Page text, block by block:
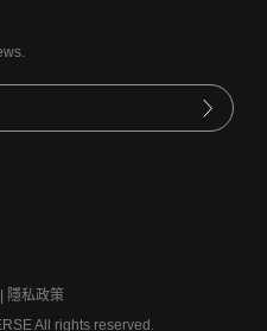
隱私政策
All rights reserved.